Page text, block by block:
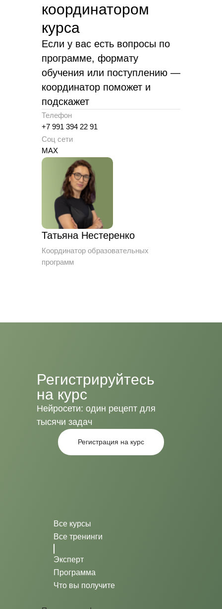
координатором
курса
Татьяна Нестеренко
Координатор образовательных
программ
Если у вас есть вопросы по
программе, формату
обучения или поступлению —
координатор поможет и
подскажет
Телефон
+7 991 394 22 91
Соц сети
MAX
Все курсы
Все тренинги
Эксперт
Программа
Что вы получите
Регистрируйтесь
на курс
Нейросети: один рецепт для
тысячи задач
Регистрация на курс